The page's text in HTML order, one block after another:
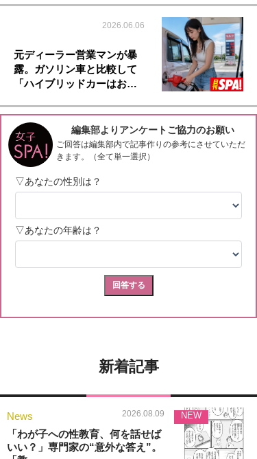
2026.06.06
元ディーラー営業マンが暴
露。ガソリン車と比較して
「ハイブリッドカーはお…
新着記事
News 2026.08.09
「わが子への性教育、何を話せば
いい？」専門家の“意外な答え”。
NEW